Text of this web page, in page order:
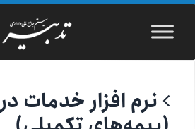
نرم افزار خدمات